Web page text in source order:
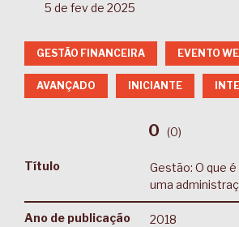
5 de fev de 2025
GESTÃO FINANCEIRA EVENTO
AVANÇADO INICIANTE
0 (0)
Título
Gestão: O que
uma
Ano de publicação 2018